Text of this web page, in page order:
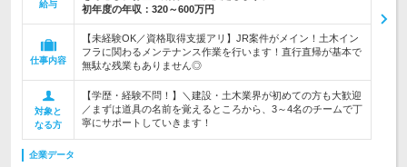
給与
初年度の年収： 320～600万円
仕事内容
【未経験OK／資格取得支援アリ】JR案件がメイン！土木イン
フラに関わるメンテナンス作業を行います！直行直帰が基本で
無駄な残業もありません◎
対象と
なる方
【学歴・経験不問！】＼建設・土木業界が初めての方も大歓迎
／まずは道具の名前を覚えるところから、3～4名のチームで丁
寧にサポートしていきます！
企業データ